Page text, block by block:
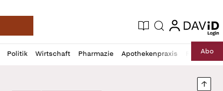
Deutsche Apotheker Zeitung
Aktuelle Ausgabe
Suche login
login
Politik Wirtschaft Pharmazie Apothekenpraxis RechtAbo
Profil
öffnen
Daz
Pur